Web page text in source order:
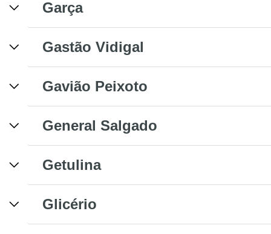
Garça
Gastão Vidigal
Gavião Peixoto
General Salgado
Getulina
Glicério